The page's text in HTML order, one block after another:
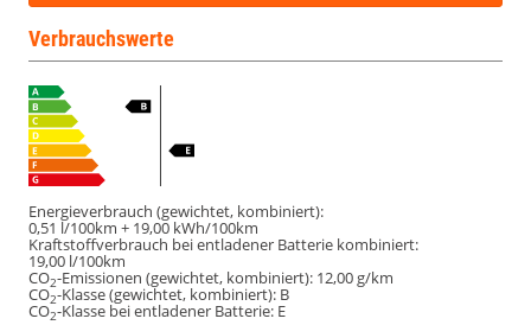
Verbrauchswerte
Energieverbrauch (gewichtet, kombiniert):
0,51 l/100km + 19,00 kWh/100km
Kraftstoffverbrauch bei entladener Batterie kombiniert:
19,00 l/100km
CO2-Emissionen (gewichtet, kombiniert): 12,00 g/km
CO2-Klasse (gewichtet, kombiniert): B
CO2-Klasse bei entladener Batterie: E